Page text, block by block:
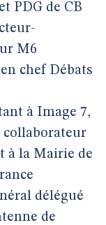
PDG de CB
M6
chef Débats
à Image 7,
collaborateur
à la Mairie de
délégué
de